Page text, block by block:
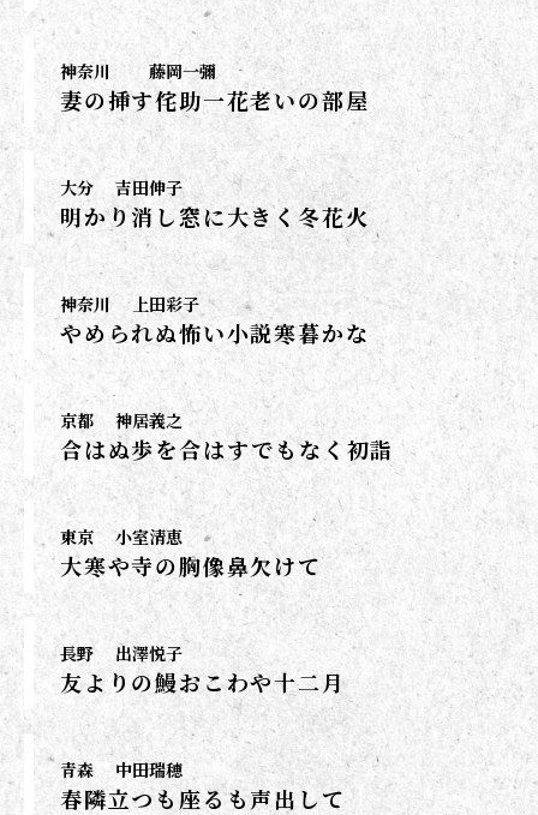
神奈川 藤岡一彌
妻の挿す侘助一花老いの部屋
大分 吉田伸子
明かり消し窓に大きく冬花火
神奈川 上田彩子
やめられぬ怖い小説寒暮かな
京都 神居義之
合はぬ歩を合はすでもなく初詣
東京 小室清恵
大寒や寺の胸像鼻欠けて
長野 出澤悦子
友よりの鰻おこわや十二月
青森 中田瑞穂
春隣立つも座るも声出して